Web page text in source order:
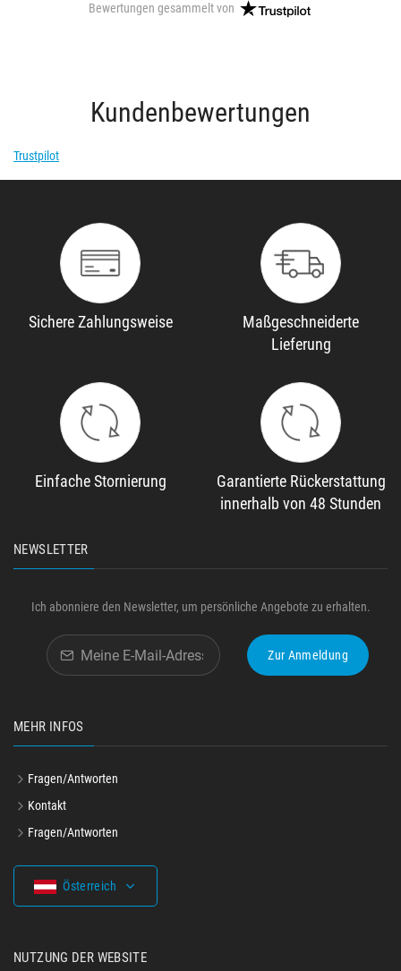
Bewertungen gesammelt von
Kundenbewertungen
Trustpilot
Sichere Zahlungsweise
Maßgeschneiderte
Lieferung
Einfache Stornierung
Garantierte Rückerstattung
innerhalb von 48 Stunden
NEWSLETTER
Ich abonniere den Newsletter, um persönliche Angebote zu erhalten.
Zur Anmeldung
MEHR INFOS
Fragen/Antworten
Kontakt
Fragen/Antworten
Österreich
NUTZUNG DER WEBSITE